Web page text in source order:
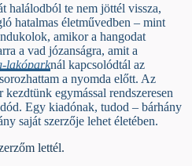
halálodból te nem jöttél vissza,
hatalmas életművedben – mint
amikor a hangodat
a vad józanságra, amit a
lakóparknál kapcsolódtál az
a nyomda előtt. Az
egymással rendszeresen
Egy kiadónak, tudod – bárhány
saját szerzője lehet életében.
lettél.